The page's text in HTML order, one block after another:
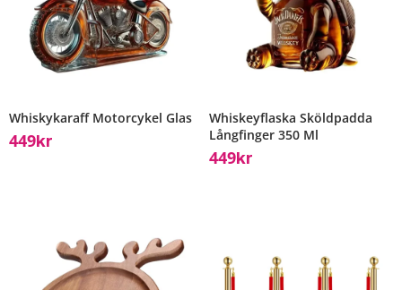
Whiskykaraff Motorcykel Glas
449Kr
Whiskeyflaska Sköldpadda
Långfinger 350 Ml
449Kr